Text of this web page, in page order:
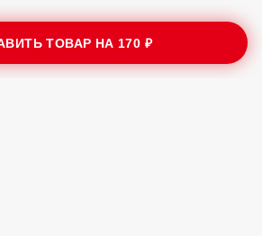
ТОВАР НА 170 ₽